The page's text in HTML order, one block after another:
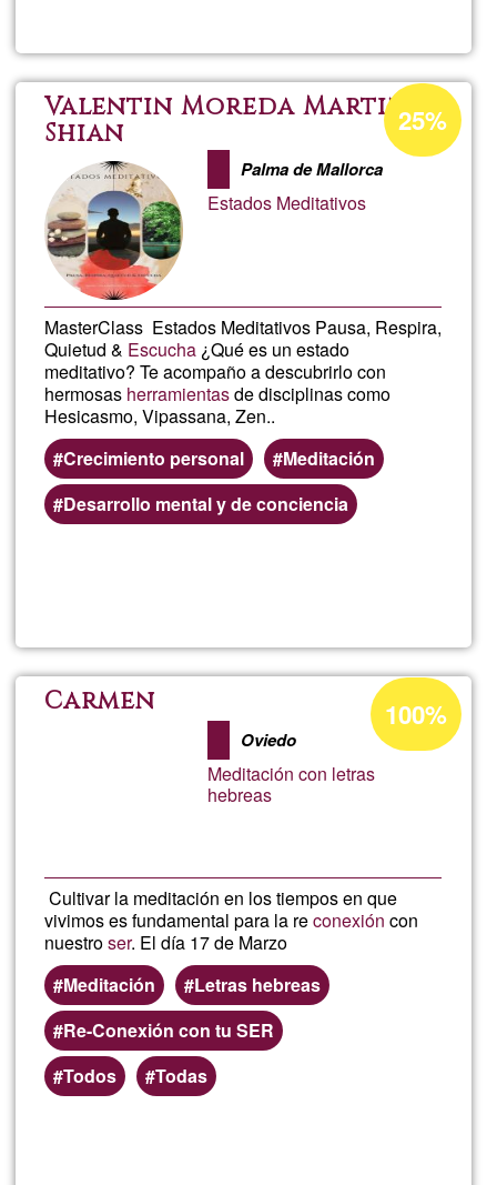
Yoga
Fgalí
Valentin Moreda Martin -
Shian
Palma de Mallorca
Estados Meditativos
MasterClass Estados Meditativos Pausa, Respira,
Quietud & Escucha ¿Qué es un estado
meditativo? Te acompaño a descubrirlo con
hermosas herramientasde disciplinas como
Hesicasmo, Vipassana, Zen..
Crecimiento personal
Meditación
Desarrollo mental y de conciencia
Porcentaje
de
aceptación
25%
Valentin
Moreda
Martin
Carmen
Oviedo
Meditación con letras
hebreas
Cultivar la meditación en los tiempos en que
vivimos es fundamental para la reconexión con
nuestroser. El día 17 de Marzo
Meditación
Letras hebreas
Re-Conexión con tu SER
Todos
Todas
Porcentaje
de
aceptación
de
100%